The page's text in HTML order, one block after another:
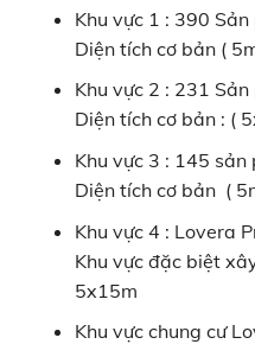
Khu vực 1 : 390
Diện tích cơ bản (
Khu vực 2 : 231
Diện tích cơ bản : (
Khu vực 3 : 145 sản
Diện tích cơ bản (
Khu vực 4 : Lovera
Khu vực đặc biệt
5x15m
Khu vực chung cư